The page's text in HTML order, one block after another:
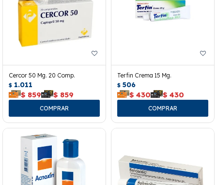
Cercor 50 Mg. 20 Comp.
$ 1.011
$ 859 $ 859
Terfin Crema 15 Mg.
$ 506
$ 430 $ 430